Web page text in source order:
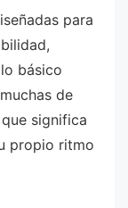
para
básico
de
significa
propio ritmo